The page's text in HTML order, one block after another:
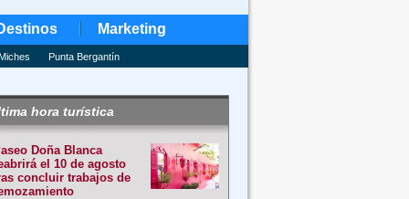
Marketing
Punta Bergantín
hora turística
Doña Blanca
el 10 de agosto
concluir trabajos de